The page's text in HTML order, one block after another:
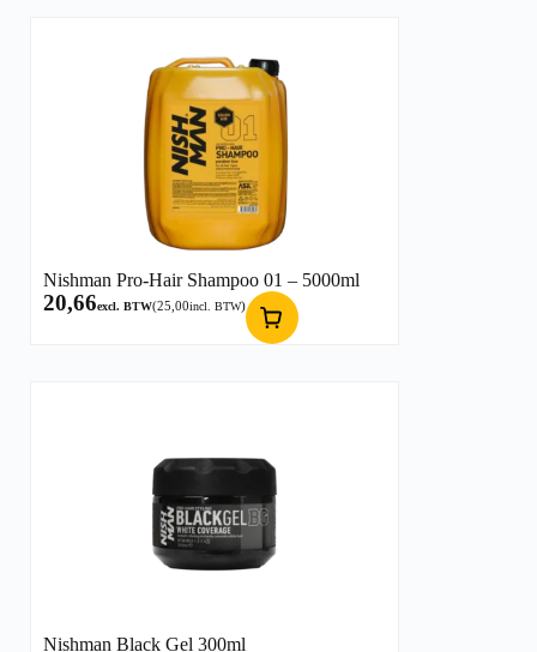
Nishman Pro-Hair Shampoo 01 – 5000ml
20,66excl. BTW(25,00incl. BTW)
Nishman Black Gel 300ml